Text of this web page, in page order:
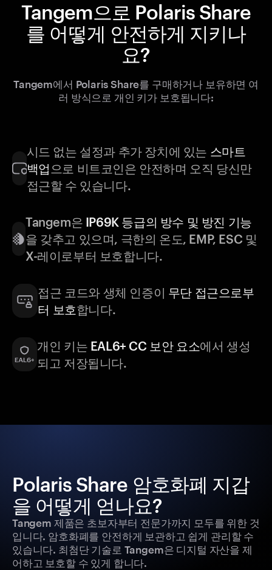
Tangem으로 Polaris Share
를 어떻게 안전하게 지키나
요?
Tangem에서 Polaris Share를 구매하거나 보유하면 여
러 방식으로 개인 키가 보호됩니다:
시드 없는 설정과 추가 장치에 있는 스마트
백업 으로 비트코인은 안전하며 오직 당신만
접근할 수 있습니다.
Tangem은 IP69K 등급의 방수 및 방진 기능
을 갖추고 있으며, 극한의 온도, EMP, ESC 및
X-레이로부터 보호합니다.
접근 코드와 생체 인증이 무단 접근으로부
터 보호합니다.
개인 키는 EAL6+ CC 보안 요소에서 생성
되고 저장됩니다.
Polaris Share 암호화폐 지갑
을 어떻게 얻나요?
Tangem 제품은 초보자부터 전문가까지 모두를 위한 것
입니다. 암호화폐를 안전하게 보관하고 쉽게 관리할 수
있습니다. 최첨단 기술로 Tangem은 디지털 자산을 제
어하고 보호할 수 있게 합니다.